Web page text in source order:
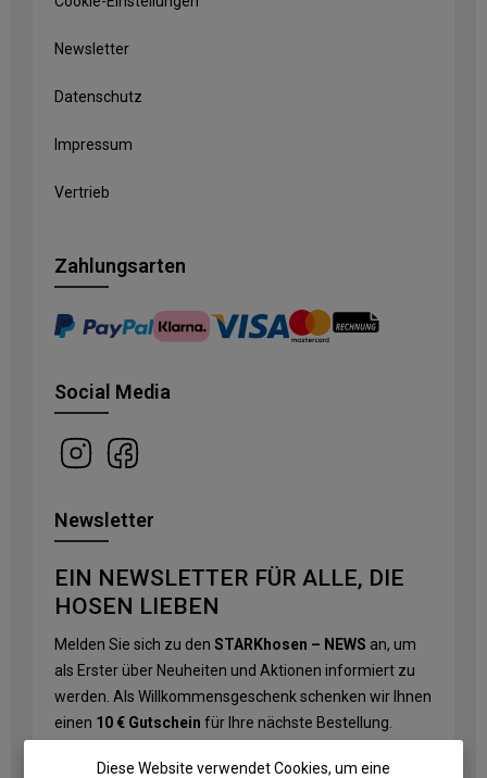
Newsletter
Datenschutz
Impressum
Vertrieb
Zahlungsarten
Social Media
Newsletter
EIN NEWSLETTER FÜR ALLE, DIE
HOSEN LIEBEN
Melden Sie sich zu den STARKhosen – NEWS an, um
als Erster über Neuheiten und Aktionen informiert zu
werden. Als Willkommensgeschenk schenken wir Ihnen
einen 10 € Gutschein für Ihre nächste Bestellung.
E-Mail-Adresse*
Diese Website verwendet Cookies, um eine